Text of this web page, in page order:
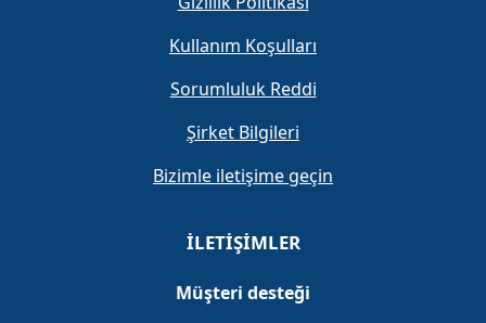
Kullanım Koşulları
Sorumluluk Reddi
Şirket Bilgileri
Bizimle iletişime geçin
İLETIŞIMLER
Müşteri desteği